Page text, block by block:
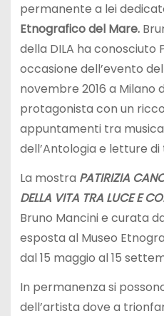
permanente a lei
Etnografico del Mare.
della DILA ha conosciuto
occasione dell’evento
novembre 2016 a Milano
protagonista con un
appuntamenti tra
dell’Antologia e letture di
La mostra PATIRIZIA
DELLA VITA TRA LUCE E
Bruno Mancini e curata
esposta al Museo
dal 15 maggio al 15
In permanenza si
dell’artista dove a